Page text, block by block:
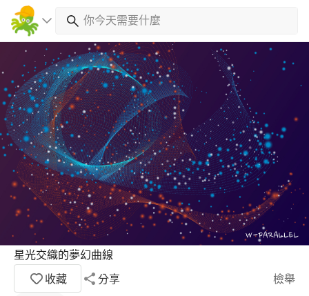
星光交織的夢幻曲線
收藏
分享 檢舉